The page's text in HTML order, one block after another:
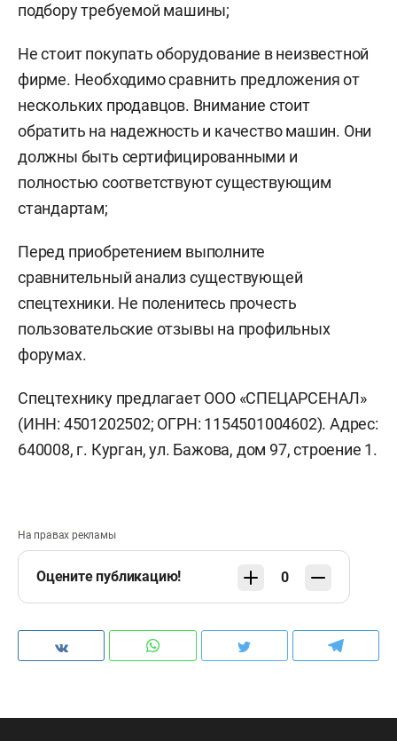
подбору требуемой машины;
Не стоит покупать оборудование в неизвестной
фирме. Необходимо сравнить предложения от
нескольких продавцов. Внимание стоит
обратить на надежность и качество машин. Они
должны быть сертифицированными и
полностью соответствуют существующим
стандартам;
Перед приобретением выполните
сравнительный анализ существующей
спецтехники. Не поленитесь прочесть
пользовательские отзывы на профильных
форумах.
Спецтехнику предлагает ООО «СПЕЦАРСЕНАЛ»
(ИНН: 4501202502; ОГРН: 1154501004602). Адрес:
640008, г. Курган, ул. Бажова, дом 97, строение 1.
На правах рекламы
Оцените публикацию! 0